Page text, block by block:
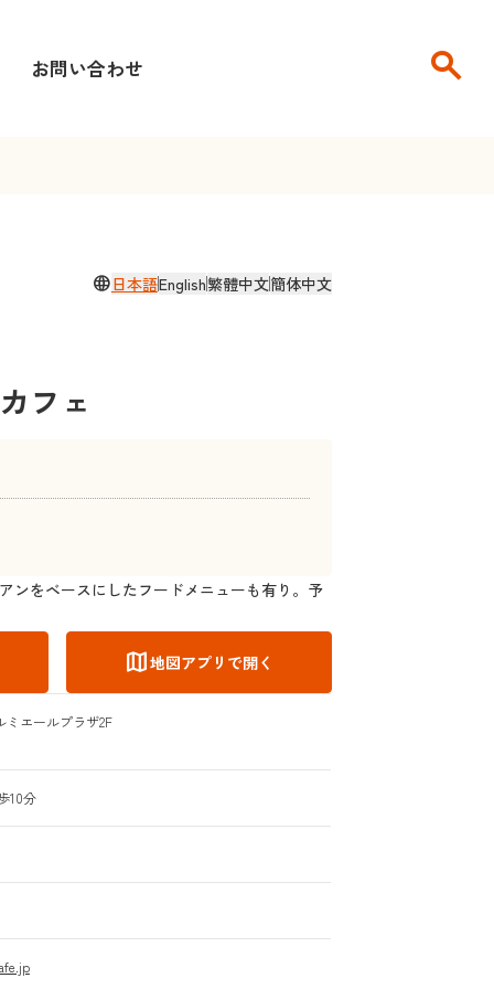
お問い合わせ search
language日本語English繁體中文簡体中文
フェ
ンをベースにしたフードメニューも有り。予
map地図アプリで開く
ミエールプラザ2F
10分